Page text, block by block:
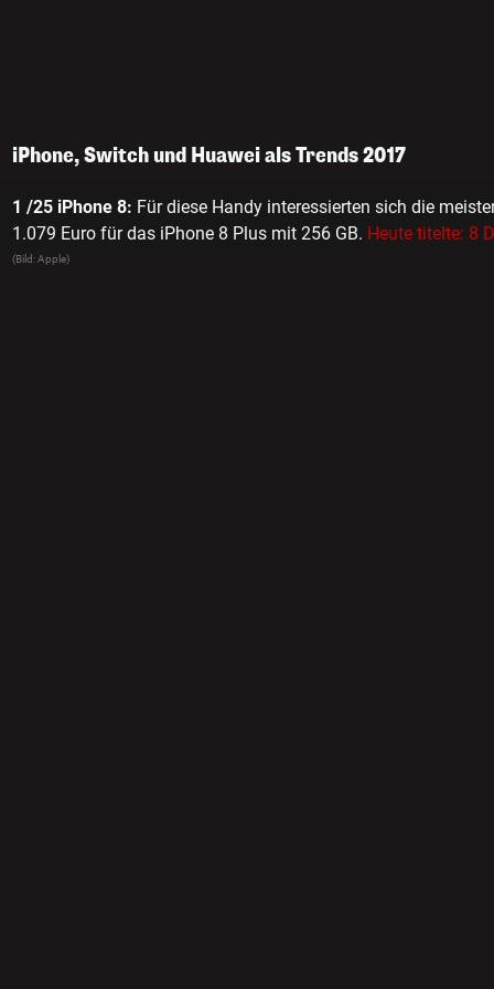
iPhone, Switch und Huawei als Trends 2017
1 /25 iPhone 8: Für diese Handy interessierten sich die
1.079 Euro für das iPhone 8 Plus mit 256 GB. Heute titelte: 8
(Bild: Apple)